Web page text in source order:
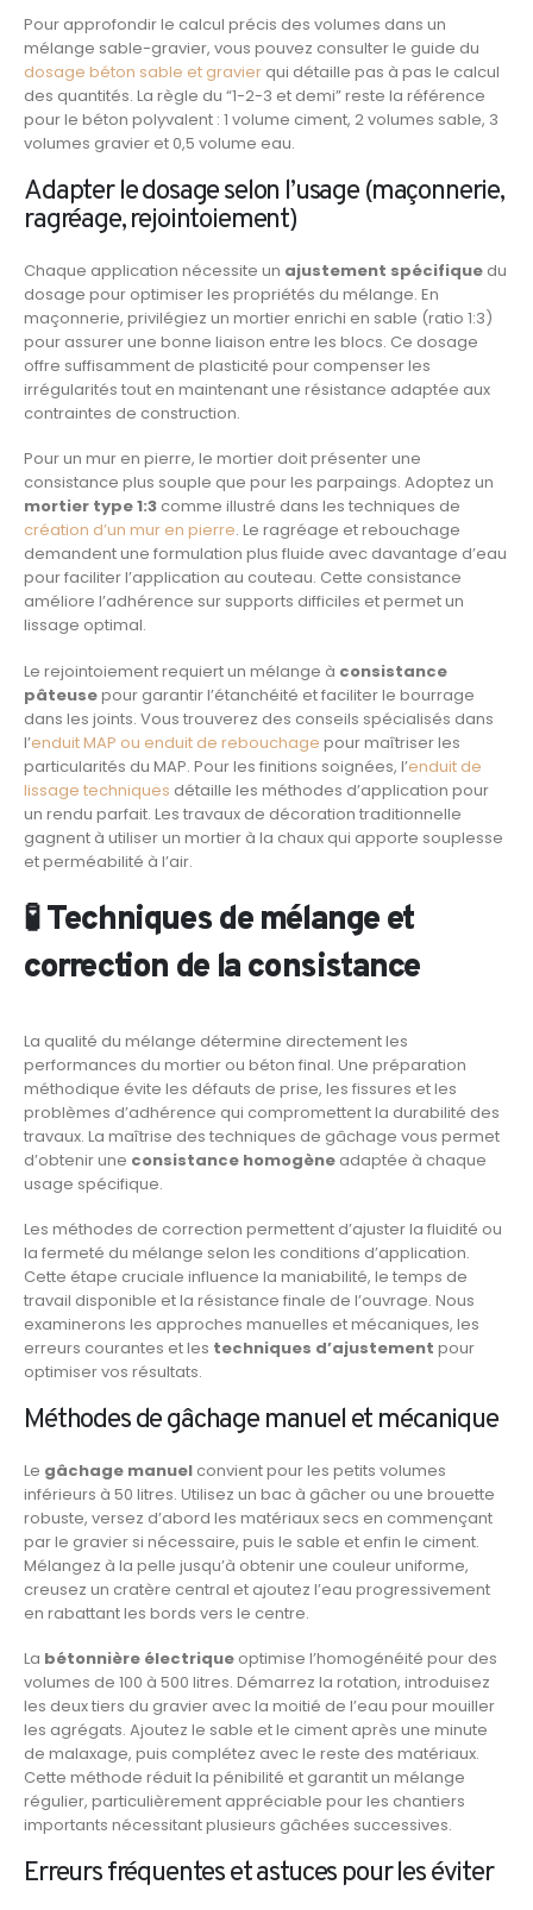
Pour approfondir le calcul précis des volumes dans un
mélange sable-gravier, vous pouvez consulter le guide du
dosage béton sable et gravier qui détaille pas à pas le calcul
des quantités. La règle du “1-2-3 et demi” reste la référence
pour le béton polyvalent : 1 volume ciment, 2 volumes sable, 3
volumes gravier et 0,5 volume eau.
Adapter le dosage selon l’usage (maçonnerie,
ragréage, rejointoiement)
Chaque application nécessite un ajustement spécifique du
dosage pour optimiser les propriétés du mélange. En
maçonnerie, privilégiez un mortier enrichi en sable (ratio 1:3)
pour assurer une bonne liaison entre les blocs. Ce dosage
offre suffisamment de plasticité pour compenser les
irrégularités tout en maintenant une résistance adaptée aux
contraintes de construction.
Pour un mur en pierre, le mortier doit présenter une
consistance plus souple que pour les parpaings. Adoptez un
mortier type 1:3 comme illustré dans les techniques de
création d’un mur en pierre. Le ragréage et rebouchage
demandent une formulation plus fluide avec davantage d’eau
pour faciliter l’application au couteau. Cette consistance
améliore l’adhérence sur supports difficiles et permet un
lissage optimal.
Le rejointoiement requiert un mélange à consistance
pâteusepour garantir l’étanchéité et faciliter le bourrage
dans les joints. Vous trouverez des conseils spécialisés dans
l’enduit MAP ou enduit de rebouchage pour maîtriser les
particularités du MAP. Pour les finitions soignées, l’enduit de
lissage techniques détaille les méthodes d’application pour
un rendu parfait. Les travaux de décoration traditionnelle
gagnent à utiliser un mortier à la chaux qui apporte souplesse
et perméabilité à l’air.
🧪 Techniques de mélange et
correction de la consistance
La qualité du mélange détermine directement les
performances du mortier ou béton final. Une préparation
méthodique évite les défauts de prise, les fissures et les
problèmes d’adhérence qui compromettent la durabilité des
travaux. La maîtrise des techniques de gâchage vous permet
d’obtenir une consistance homogène adaptée à chaque
usage spécifique.
Les méthodes de correction permettent d’ajuster la fluidité ou
la fermeté du mélange selon les conditions d’application.
Cette étape cruciale influence la maniabilité, le temps de
travail disponible et la résistance finale de l’ouvrage. Nous
examinerons les approches manuelles et mécaniques, les
erreurs courantes et les techniques d’ajustement pour
optimiser vos résultats.
Méthodes de gâchage manuel et mécanique
Le gâchage manuel convient pour les petits volumes
inférieurs à 50 litres. Utilisez un bac à gâcher ou une brouette
robuste, versez d’abord les matériaux secs en commençant
par le gravier si nécessaire, puis le sable et enfin le ciment.
Mélangez à la pelle jusqu’à obtenir une couleur uniforme,
creusez un cratère central et ajoutez l’eau progressivement
en rabattant les bords vers le centre.
La bétonnière électrique optimise l’homogénéité pour des
volumes de 100 à 500 litres. Démarrez la rotation, introduisez
les deux tiers du gravier avec la moitié de l’eau pour mouiller
les agrégats. Ajoutez le sable et le ciment après une minute
de malaxage, puis complétez avec le reste des matériaux.
Cette méthode réduit la pénibilité et garantit un mélange
régulier, particulièrement appréciable pour les chantiers
importants nécessitant plusieurs gâchées successives.
Erreurs fréquentes et astuces pour les éviter